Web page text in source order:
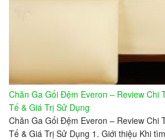
Chăn Ga Gối Đệm Everon – Review Chi
Tế & Giá Trị Sử Dụng
Chăn Ga Gối Đệm Everon – Review Chi
Tế & Giá Trị Sử Dụng 1. Giới thiệu Khi